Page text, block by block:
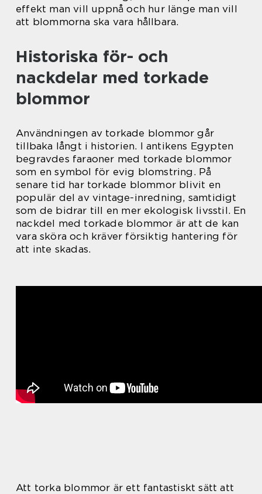
effekt man vill uppnå och hur länge man vill
att blommorna ska vara hållbara.
Historiska för- och
nackdelar med torkade
blommor
Användningen av torkade blommor går
tillbaka långt i historien. I antikens Egypten
begravdes faraoner med torkade blommor
som en symbol för evig blomstring. På
senare tid har torkade blommor blivit en
populär del av vintage-inredning, samtidigt
som de bidrar till en mer ekologisk livsstil. En
nackdel med torkade blommor är att de kan
vara sköra och kräver försiktig hantering för
att inte skadas.
Att torka blommor är ett fantastiskt sätt att